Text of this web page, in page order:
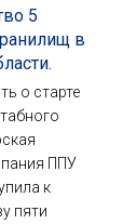
5
в
о старте
ППУ
к
пяти